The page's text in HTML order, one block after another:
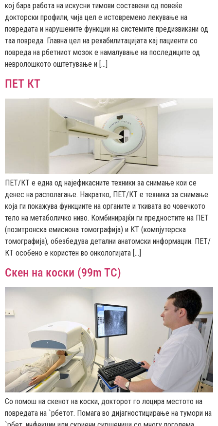
кој бара работа на искусни тимови составени од повеќе
докторски профили, чија цел е истовремено лекување на
повредата и нарушените функции на системите предизвикани од
таа повреда. Главна цел на рехабилитацијата кај пациенти со
повреда на рбетниот мозок е намалување на последиците од
невролошкото оштетување и […]
ПЕТ КТ
ПЕТ/КТ е една од најефикасните техники за снимање кои се
денес на располагање. Накратко, ПЕТ/КТ е техника за снимање
која ги покажува функциите на органите и ткивата во човечкото
тело на метаболичко ниво. Комбинирајќи ги предностите на ПЕТ
(позитронска емисиона томографија) и КТ (компјутерска
томографија), обезбедува детални анатомски информации. ПЕТ/
КТ особено е користен во онкологијата […]
Скен на коски (99m TC)
Со помош на скенот на коски, докторот го лоцира местото на
повредата на `рбетот. Помага во дијагностицирање на тумори на